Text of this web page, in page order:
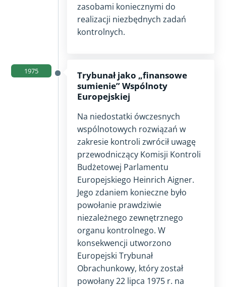
zasobami koniecznymi do
realizacji niezbędnych zadań
kontrolnych.
1975
Trybunał jako „finansowe
sumienie” Wspólnoty
Europejskiej
Na niedostatki ówczesnych
wspólnotowych rozwiązań w
zakresie kontroli zwrócił uwagę
przewodniczący Komisji Kontroli
Budżetowej Parlamentu
Europejskiego Heinrich Aigner.
Jego zdaniem konieczne było
powołanie prawdziwie
niezależnego zewnętrznego
organu kontrolnego. W
konsekwencji utworzono
Europejski Trybunał
Obrachunkowy, który został
powołany22 lipca 1975 r. na